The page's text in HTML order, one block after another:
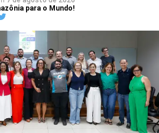
para o Mundo!